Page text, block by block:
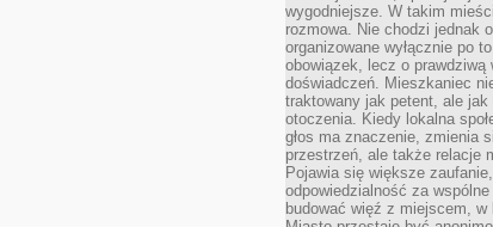
wygodniejsze. W takim
rozmowa. Nie chodzi jednak
organizowane wyłącznie po
obowiązek, lecz o prawdziwą
doświadczeń. Mieszkaniec
traktowany jak petent, ale jak
otoczenia. Kiedy lokalna
głos ma znaczenie, zmienia
przestrzeń, ale także relacje
Pojawia się większe
odpowiedzialność za wspólne
budować więź z miejscem,